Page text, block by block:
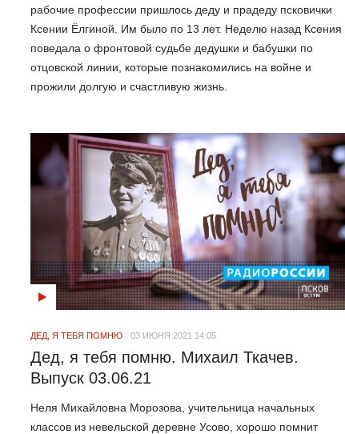
рабочие профессии пришлось деду и прадеду псковички
Ксении Ёлгиной. Им было по 13 лет. Неделю назад Ксения
поведала о фронтовой судьбе дедушки и бабушки по
отцовской линии, которые познакомились на войне и
прожили долгую и счастливую жизнь.
ДЕД, Я ТЕБЯ ПОМНЮ 03 ИЮНЯ 2021 14:05
Дед, я тебя помню. Михаил Ткачев.
Выпуск 03.06.21
Неля Михайловна Морозова, учительница начальных
классов из невельской деревне Усово, хорошо помнит